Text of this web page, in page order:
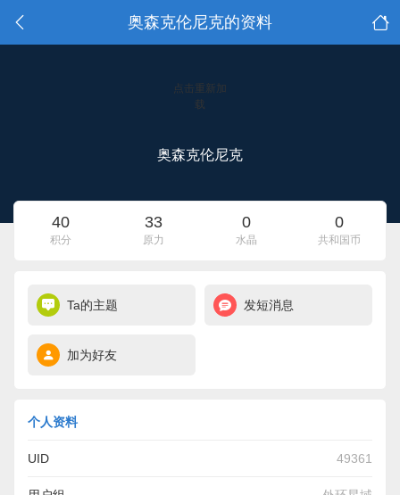
奥森克伦尼克的资料
点击重新加
载
奥森克伦尼克
40
积分
33
原力
0
水晶
0
共和国币
Ta的主题 发短消息
加为好友
个人资料
UID 49361